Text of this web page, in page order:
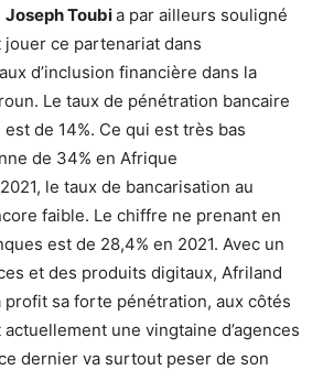
Joseph Toubia par ailleurs souligné
ce partenariat dans
d’inclusion financière dans la
Le taux de pénétration bancaire
de 14%. Ce qui est très bas
de 34% en Afrique
le taux de bancarisation au
faible. Le chiffre ne prenant en
est de 28,4% en 2021. Avec un
et des produits digitaux, Afriland
profit sa forte pénétration, aux côtés
une vingtaine d’agences
dernier va surtout peser de son